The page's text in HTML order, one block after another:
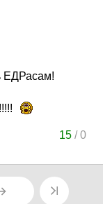
ЕДРасам!
15 /0